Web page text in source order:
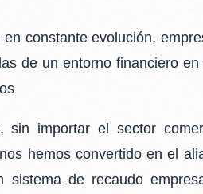
en constante evolución,
de un entorno financiero en
sin importar el sector
nos hemos convertido en el
sistema de recaudo